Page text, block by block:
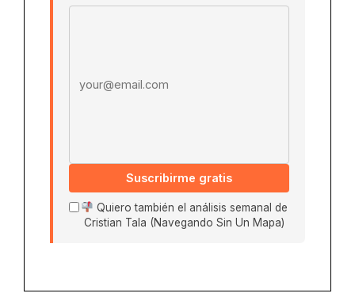
Suscribirme gratis
Quiero también el análisis semanal de
Cristian Tala (Navegando Sin Un Mapa)